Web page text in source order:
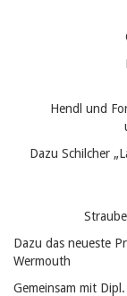
Hendl und
Dazu Schilcher
Dazu das neueste
Wermouth
Gemeinsam mit